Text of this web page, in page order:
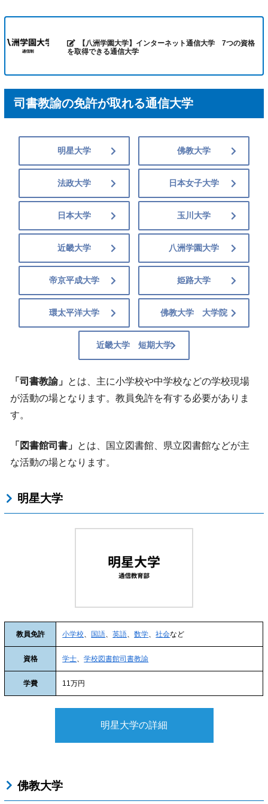
【八洲学園大学】インターネット通信大学 7つの資格
を取得できる通信大学
司書教諭の免許が取れる通信大学
明星大学 佛教大学
法政大学 日本女子大学
日本大学 玉川大学
近畿大学 八洲学園大学
帝京平成大学 姫路大学
環太平洋大学 佛教大学 大学院
近畿大学 短期大学
「司書教諭」 とは、主に小学校や中学校などの学校現場
が活動の場となります。教員免許を有する必要がありま
す。
「図書館司書」 とは、国立図書館、県立図書館などが主
な活動の場となります。
明星大学
教員免許 小学校 国語 、英語 、数学 、社会など
資格 学士 、学校図書館司書教諭
学費 11万円
明星大学の詳細
佛教大学